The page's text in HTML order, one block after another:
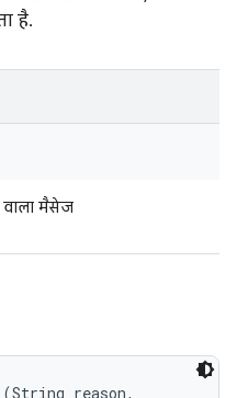
है.
वाला मैसेज
reason,